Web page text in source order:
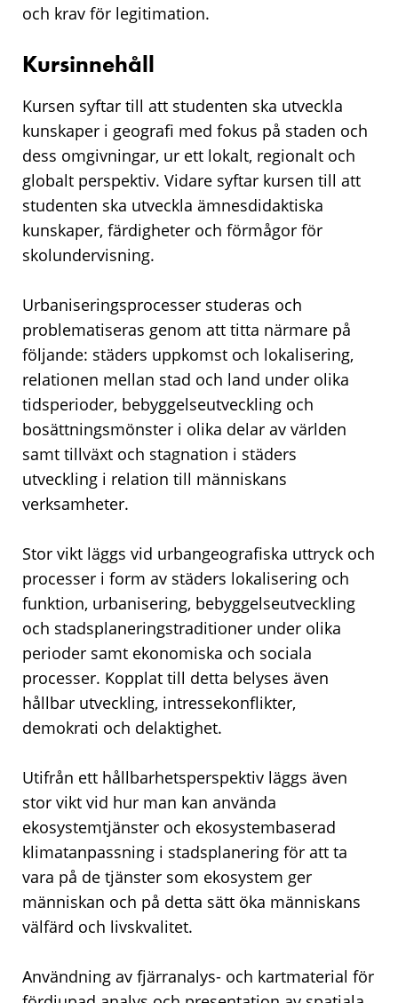
och krav för legitimation.
Kursinnehåll
Kursen syftar till att studenten ska utveckla
kunskaper i geografi med fokus på staden och
dess omgivningar, ur ett lokalt, regionalt och
globalt perspektiv. Vidare syftar kursen till att
studenten ska utveckla ämnesdidaktiska
kunskaper, färdigheter och förmågor för
skolundervisning.
Urbaniseringsprocesser studeras och
problematiseras genom att titta närmare på
följande: städers uppkomst och lokalisering,
relationen mellan stad och land under olika
tidsperioder, bebyggelseutveckling och
bosättningsmönster i olika delar av världen
samt tillväxt och stagnation i städers
utveckling i relation till människans
verksamheter.
Stor vikt läggs vid urbangeografiska uttryck och
processer i form av städers lokalisering och
funktion, urbanisering, bebyggelseutveckling
och stadsplaneringstraditioner under olika
perioder samt ekonomiska och sociala
processer. Kopplat till detta belyses även
hållbar utveckling, intressekonflikter,
demokrati och delaktighet.
Utifrån ett hållbarhetsperspektiv läggs även
stor vikt vid hur man kan använda
ekosystemtjänster och ekosystembaserad
klimatanpassning i stadsplanering för att ta
vara på de tjänster som ekosystem ger
människan och på detta sätt öka människans
välfärd och livskvalitet.
Användning av fjärranalys- och kartmaterial för